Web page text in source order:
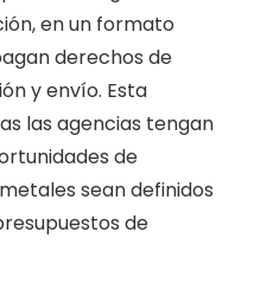
en un formato
derechos de
y envío. Esta
las agencias tengan
de
sean definidos
de